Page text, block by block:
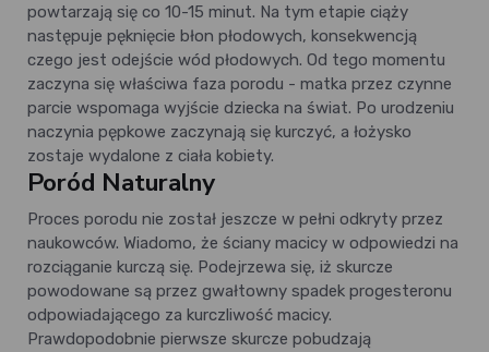
powtarzają się co 10-15 minut. Na tym etapie ciąży
następuje pęknięcie błon płodowych, konsekwencją
czego jest odejście wód płodowych. Od tego momentu
zaczyna się właściwa faza porodu - matka przez czynne
parcie wspomaga wyjście dziecka na świat. Po urodzeniu
naczynia pępkowe zaczynają się kurczyć, a łożysko
zostaje wydalone z ciała kobiety.
Poród Naturalny
Proces porodu nie został jeszcze w pełni odkryty przez
naukowców. Wiadomo, że ściany macicy w odpowiedzi na
rozciąganie kurczą się. Podejrzewa się, iż skurcze
powodowane są przez gwałtowny spadek progesteronu
odpowiadającego za kurczliwość macicy.
Prawdopodobnie pierwsze skurcze pobudzają